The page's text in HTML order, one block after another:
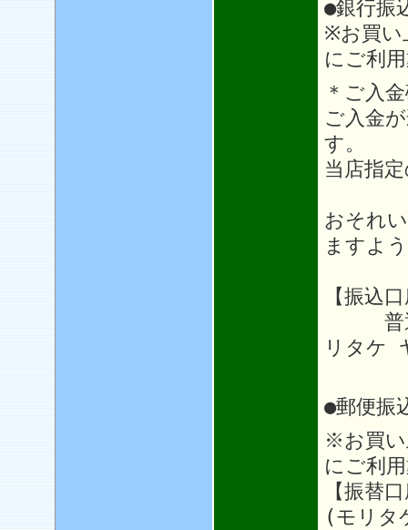
●銀行振
※お買い
にご利
＊ご入
ご入金
す。
当店指
おそれ
ますよ
【振込
普通
リタケ
●郵便振
※お買い
にご利
【振替
(モリタ